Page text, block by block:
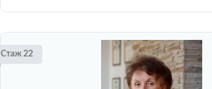
Стаж 22